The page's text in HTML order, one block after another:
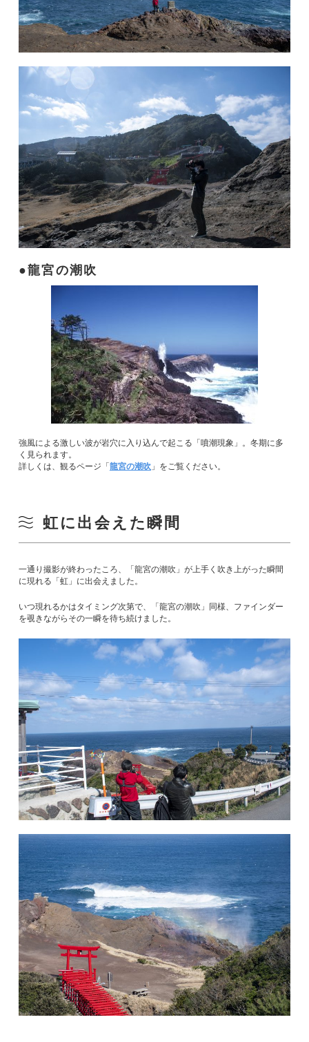
龍宮の潮吹
強風による激しい波が岩穴に入り込んで起こる「噴潮現象」。冬期に多
く見られます。
詳しくは、観るページ「龍宮の潮吹」をご覧ください。
虹に出会えた瞬間
一通り撮影が終わったころ、「龍宮の潮吹」が上手く吹き上がった瞬間
に現れる「虹」に出会えました。
いつ現れるかはタイミング次第で、「龍宮の潮吹」同様、ファインダー
を覗きながらその一瞬を待ち続けました。